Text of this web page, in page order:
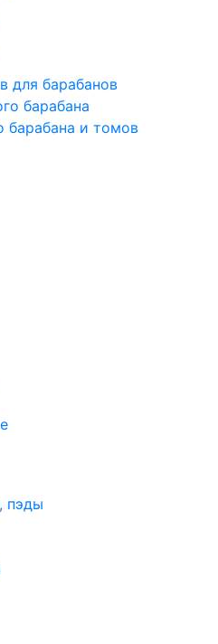
для барабанов
барабана
барабана и томов
пэды